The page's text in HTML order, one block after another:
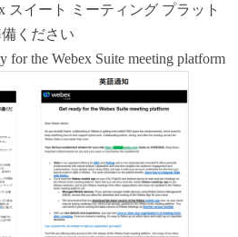
スイート ミーティング プラット
ください
for the Webex Suite meeting platform